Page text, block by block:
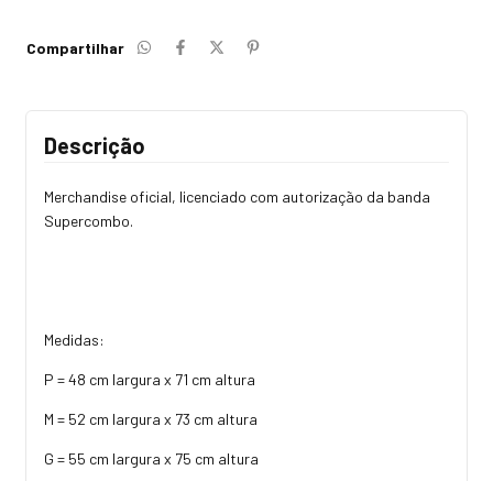
Compartilhar
Descrição
Merchandise oficial, licenciado com autorização da banda
Supercombo.
Medidas:
P = 48 cm largura x 71 cm altura
M = 52 cm largura x 73 cm altura
G = 55 cm largura x 75 cm altura